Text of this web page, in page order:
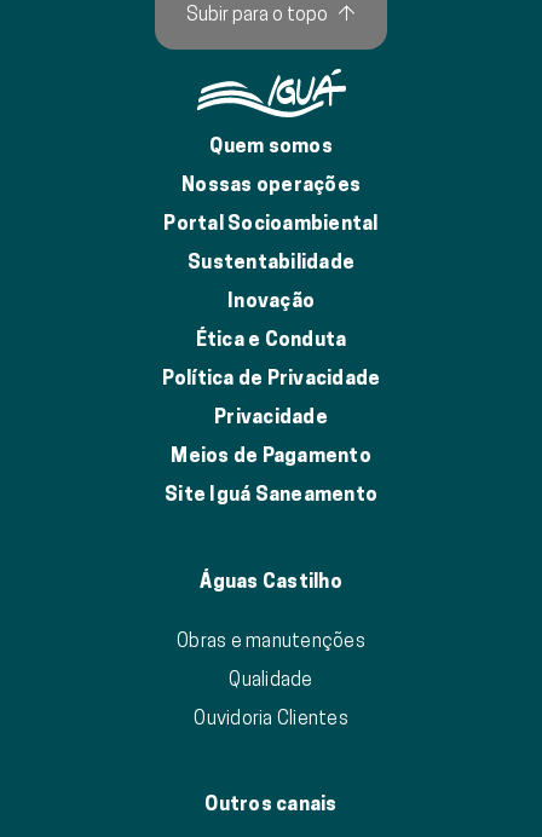
Quem somos
Nossas operações
Portal Socioambiental
Sustentabilidade
Inovação
Ética e Conduta
Política de Privacidade
Privacidade
Meios de Pagamento
Site Iguá Saneamento
Águas Castilho
Obras e manutenções
Qualidade
Ouvidoria Clientes
Outros canais
Subir para o topo ↑